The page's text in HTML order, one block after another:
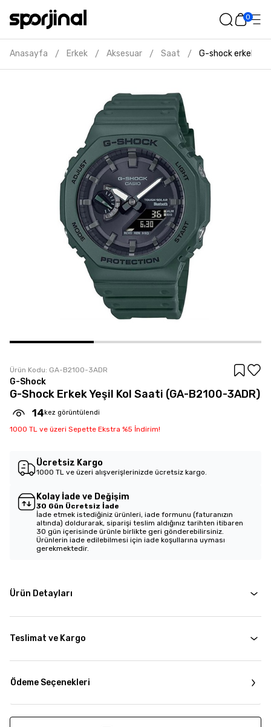
0
Anasayfa / Erkek / Aksesuar / Saat / G-shock erkek
Ürün Kodu: GA-B2100-3ADR
G-Shock
G-Shock Erkek Yeşil Kol Saati (GA-B2100-3ADR)
14 kez görüntülendi
1000 TL ve üzeri Sepette Ekstra %5 İndirim!
Ücretsiz Kargo
1000 TL ve üzeri alışverişlerinizde ücretsiz kargo.
Kolay İade ve Değişim
30 Gün Ücretsiz İade
İade etmek istediğiniz ürünleri, iade formunu (faturanızın
altında) doldurarak, siparişi teslim aldığınız tarihten itibaren
30 gün içerisinde ürünle birlikte geri gönderebilirsiniz.
Ürünlerin iade edilebilmesi için iade koşullarına uyması
gerekmektedir.
Ürün Detayları
Teslimat ve Kargo
Ödeme Seçenekleri